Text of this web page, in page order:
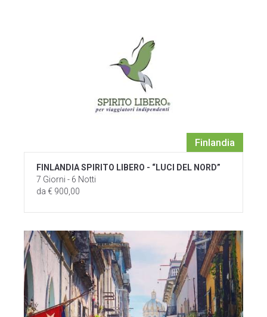
Finlandia
FINLANDIA SPIRITO LIBERO - “LUCI DEL NORD”
7 Giorni - 6 Notti
da € 900,00